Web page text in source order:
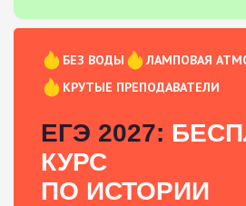
БЕЗ ВОДЫ
ЛАМПОВАЯ
КРУТЫЕ ПРЕПОДАВАТЕЛИ
ЕГЭ 2027:
КУРС
ПО ИСТОРИИ